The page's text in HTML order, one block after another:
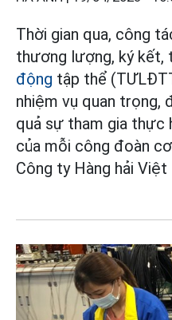
Thời gian qua, công
thương lượng, ký kết,
động tập thể
nhiệm vụ quan trọng,
quả sự tham gia thực
của mỗi công đoàn
Công ty Hàng hải Việt